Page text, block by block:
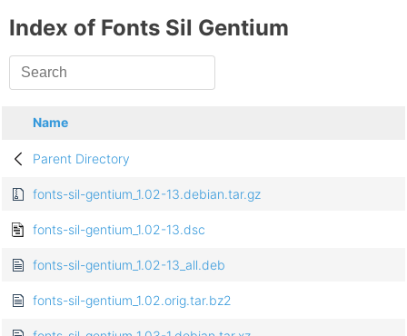
Index of Fonts Sil Gentium
Name
Parent Directory
fonts-sil-gentium_1.02-13.debian.tar.gz
fonts-sil-gentium_1.02-13.dsc
fonts-sil-gentium_1.02-13_all.deb
fonts-sil-gentium_1.02.orig.tar.bz2